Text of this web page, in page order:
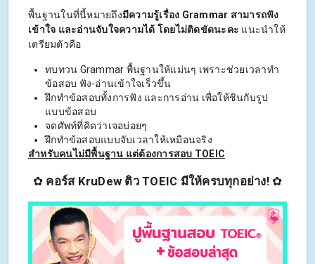
พื้นฐานในที่นี้หมายถึงมีความรู้เรื่อง Grammar สามารถฟัง
เข้าใจ และอ่านจับใจความได้ โดยไม่ติดขัดนะคะ แนะนำให้
เตรียมตัวคือ
ทบทวน Grammar พื้นฐานให้แม่นๆ เพราะช่วยเวลาทำ
ข้อสอบ ฟัง-อ่านเข้าใจเร็วขึ้น
ฝึกทำข้อสอบทั้งการฟัง และการอ่าน เพื่อให้ชินกับรูป
แบบข้อสอบ
จดศัพท์ที่คิดว่าเจอบ่อยๆ
ฝึกทำข้อสอบแบบจับเวลาให้เหมือนจริง
สำหรับคนไม่มีพื้นฐาน แต่ต้องการสอบ TOEIC
✿ คอร์ส KruDew ติว TOEIC มีให้ครบทุกอย่าง! ✿